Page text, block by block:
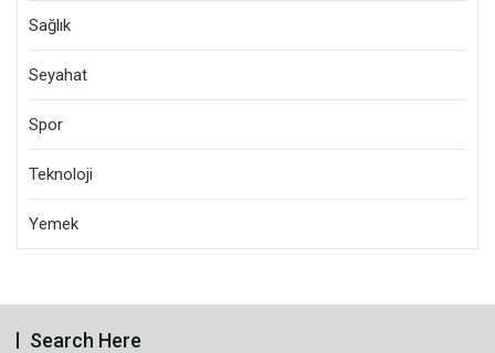
Sağlık
Seyahat
Spor
Teknoloji
Yemek
Search Here